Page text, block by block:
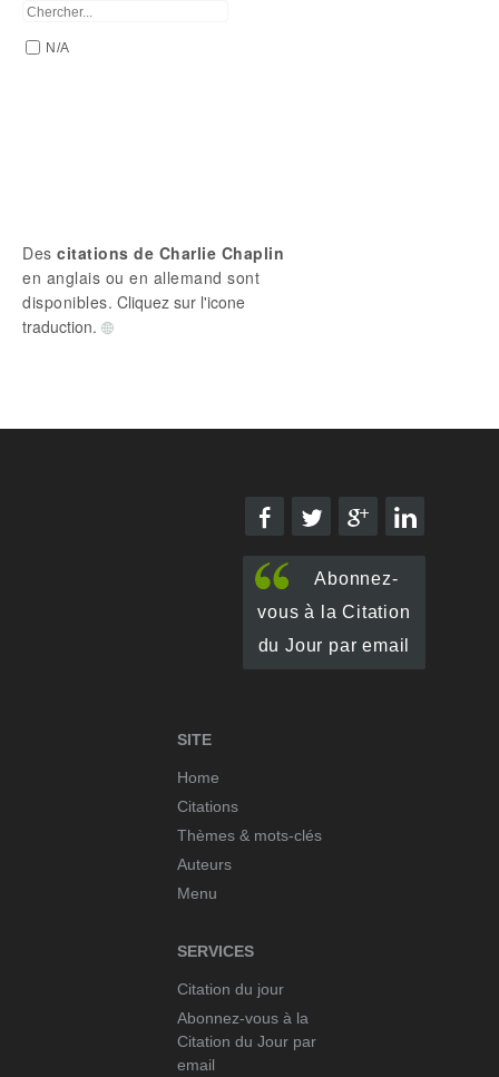
N/A
Des citations de Charlie Chaplin
en anglais ou en allemand sont
disponibles. Cliquez sur l'icone
traduction.
Abonnez-
vous à la Citation
du Jour par email
SITE
Home
Citations
Thèmes & mots-clés
Auteurs
Menu
SERVICES
Citation du jour
Abonnez-vous à la
Citation du Jour par
email